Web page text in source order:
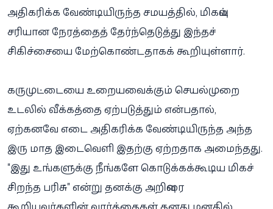
அதிகரிக்க வேண்டியிருந்த சமயத்தில், மிகவும்
சரியான நேரத்தைத் தேர்ந்தெடுத்து இந்தச்
சிகிச்சையை மேற்கொண்டதாகக் கூறியுள்ளார்.
கருமுட்டையை உறையவைக்கும் செயல்முறை
உடலில் வீக்கத்தை ஏற்படுத்தும் என்பதால்,
ஏற்கனவே எடை அதிகரிக்க வேண்டியிருந்த அந்த
இரு மாத இடைவெளி இதற்கு ஏற்றதாக அமைந்தது.
"இது உங்களுக்கு நீங்களே கொடுக்கக்கூடிய மிகச்
சிறந்த பரிசு" என்று தனக்கு அறிவுரை